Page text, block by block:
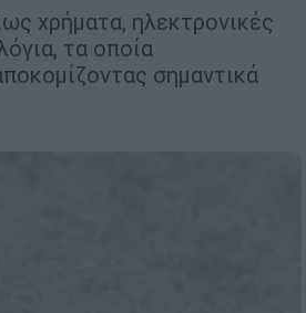
χρήματα, ηλεκτρονικές
τα οποία
σημαντικά